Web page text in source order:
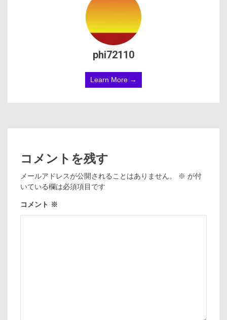
phi72110
Learn More →
コメントを残す
メールアドレスが公開されることはありません。 ※ が付
いている欄は必須項目です
コメント ※